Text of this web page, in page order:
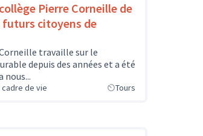
Pierre Corneille de
futurs citoyens de
travaille sur le
depuis des années et a été
nous...
de vie Tours